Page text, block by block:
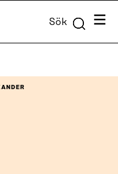
Sök Meny